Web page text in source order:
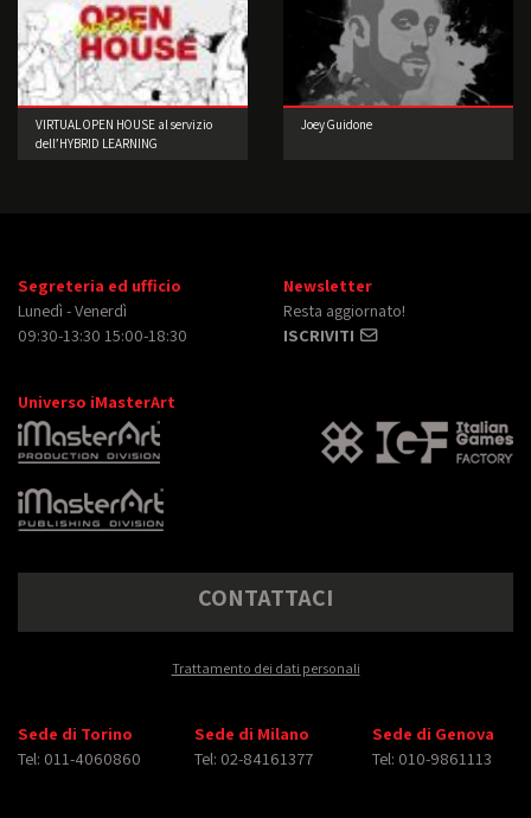
VIRTUAL OPEN HOUSE al servizio
dell’HYBRID LEARNING
Joey Guidone
Segreteria ed ufficio
Lunedì - Venerdì
09:30-13:30 15:00-18:30
Newsletter
Resta aggiornato!
ISCRIVITI
Universo iMasterArt
CONTATTACI
Trattamento dei dati personali
Sede di Torino
Tel: 011-4060860
Sede di Milano
Tel: 02-84161377
Sede di Genova
Tel: 010-9861113